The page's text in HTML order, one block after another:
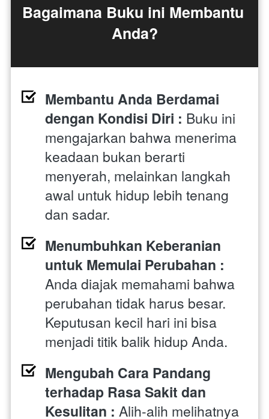
Bagaimana Buku ini Membantu
Anda?
Membantu Anda Berdamai
dengan Kondisi Diri : Buku ini
mengajarkan bahwa menerima
keadaan bukan berarti
menyerah, melainkan langkah
awal untuk hidup lebih tenang
dan sadar.
Menumbuhkan Keberanian
Anda diajak memahami bahwa
perubahan tidak harus besar.
Keputusan kecil hari ini bisa
menjadi titik balik hidup Anda.
Mengubah Cara Pandang
terhadap Rasa Sakit dan
Kesulitan : Alih-alih melihatnya